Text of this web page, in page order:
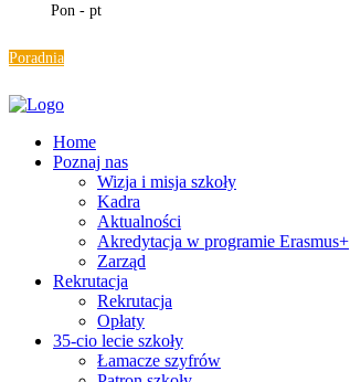
Pon - pt
Poradnia
Home
Poznaj nas
Wizja i misja szkoły
Kadra
Aktualności
Akredytacja w programie Erasmus+
Zarząd
Rekrutacja
Rekrutacja
Opłaty
35-cio lecie szkoły
Łamacze szyfrów